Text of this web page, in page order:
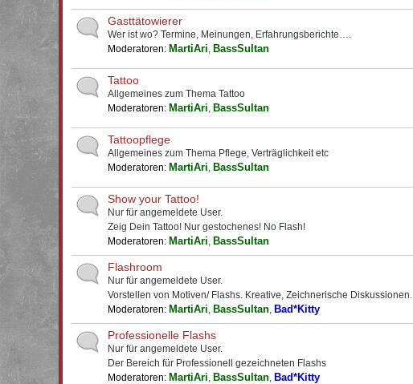
Gasttätowierer
Wer ist wo? Termine, Meinungen, Erfahrungsberichte….
Moderatoren: MartiAri, BassSultan
Tattoo
Allgemeines zum Thema Tattoo
Moderatoren: MartiAri, BassSultan
Tattoopflege
Allgemeines zum Thema Pflege, Verträglichkeit etc
Moderatoren: MartiAri, BassSultan
Show your Tattoo!
Nur für angemeldete User.
Zeig Dein Tattoo! Nur gestochenes! No Flash!
Moderatoren: MartiAri, BassSultan
Flashroom
Nur für angemeldete User.
Vorstellen von Motiven/ Flashs. Kreative, Zeichnerische Diskussionen.
Moderatoren: MartiAri, BassSultan, Bad*Kitty
Professionelle Flashs
Nur für angemeldete User.
Der Bereich für Professionell gezeichneten Flashs
Moderatoren: MartiAri, BassSultan, Bad*Kitty